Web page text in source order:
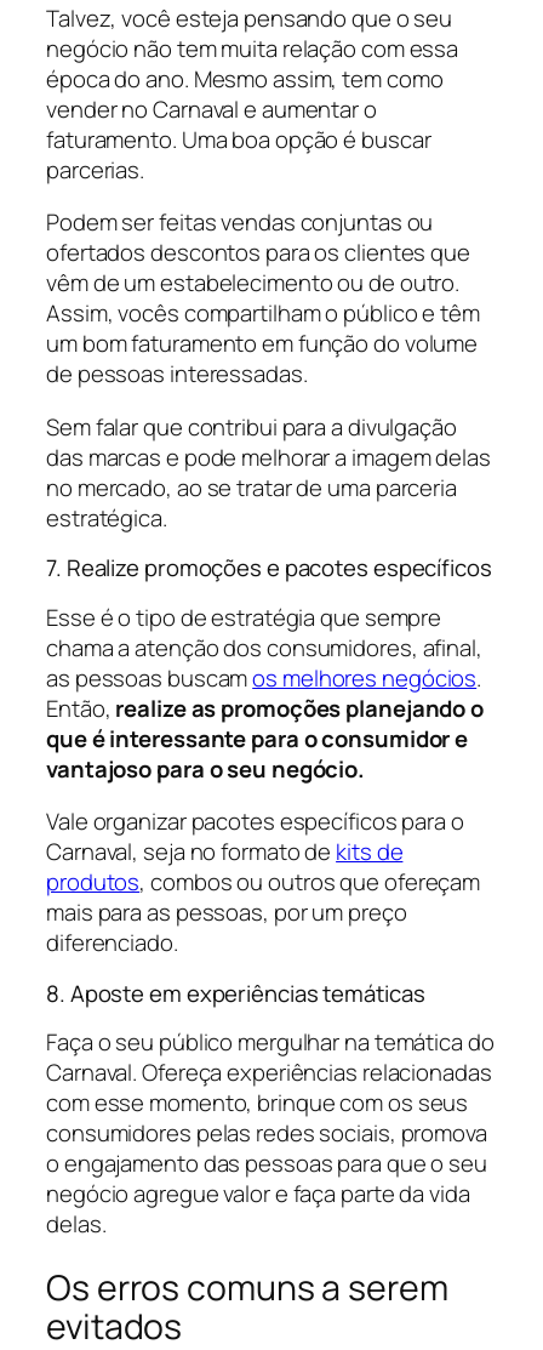
Talvez, você esteja pensando que o seu
negócio não tem muita relação com essa
época do ano. Mesmo assim, tem como
vender no Carnaval e aumentar o
faturamento. Uma boa opção é buscar
parcerias.
Podem ser feitas vendas conjuntas ou
ofertados descontos para os clientes que
vêm de um estabelecimento ou de outro.
Assim, vocês compartilham o público e têm
um bom faturamento em função do volume
de pessoas interessadas.
Sem falar que contribui para a divulgação
das marcas e pode melhorar a imagem delas
no mercado, ao se tratar de uma parceria
estratégica.
7. Realize promoções e pacotes específicos
Esse é o tipo de estratégia que sempre
chama a atenção dos consumidores, afinal,
as pessoas buscamos melhores negócios.
Então, realize as promoções planejando o
que é interessante para o consumidor e
vantajoso para o seu negócio.
Vale organizar pacotes específicos para o
Carnaval, seja no formato de kits de
produtos, combos ou outros que ofereçam
mais para as pessoas, por um preço
diferenciado.
8. Aposte em experiências temáticas
Faça o seu público mergulhar na temática do
Carnaval. Ofereça experiências relacionadas
com esse momento, brinque com os seus
consumidores pelas redes sociais, promova
o engajamento das pessoas para que o seu
negócio agregue valor e faça parte da vida
delas.
Os erros comuns a serem
evitados